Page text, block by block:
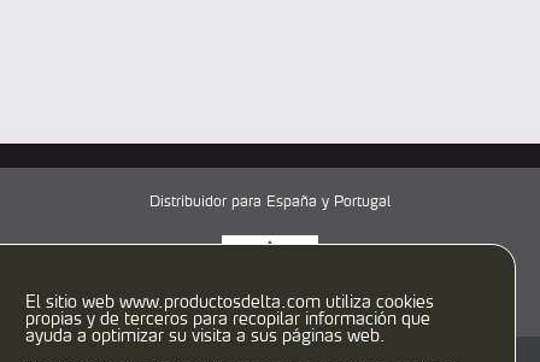
El sitio web www.productosdelta.com utiliza cookies
propias y de terceros para recopilar información que
ayuda a optimizar su visita a sus páginas web.
Distribuidor para España y Portugal